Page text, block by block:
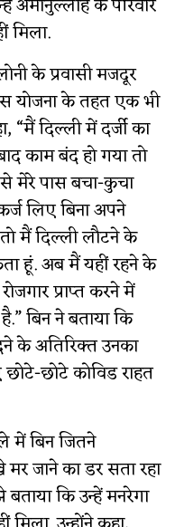
मिला.
के प्रवासी मजदूर
योजना के तहत एक भी
“मैं दिल्ली में दर्जी का
काम बंद हो गया तो
मेरे पास बचा-कुचा
लिए बिना अपने
मैं दिल्ली लौटने के
हूं. अब मैं यहीं रहने के
प्राप्त करने में
बिन ने बताया कि
के अतिरिक्त उनका
छोटे-छोटे कोविड राहत
में बिन जितने
जाने का डर सता रहा
कि उन्हें मनरेगा